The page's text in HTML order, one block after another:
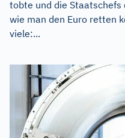
tobte und die Staatschefs
wie man den Euro retten
viele:...